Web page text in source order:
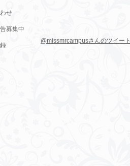
せ
募集中
@missmrcampusさんのツイート